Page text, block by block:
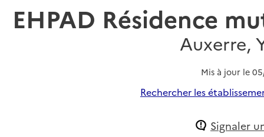
EHPAD Résidence
Auxerre,
Mis à jour le
Rechercher les
Signaler